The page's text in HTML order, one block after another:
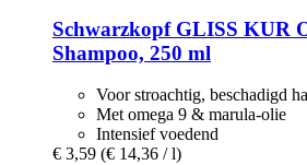
SchwarzkopfGLISS KUR
Shampoo, 250 ml
Voor stroachtig, beschadigd
Met omega 9 & marula-olie
Intensief voedend
€ 3,59 (€ 14,36 / l)